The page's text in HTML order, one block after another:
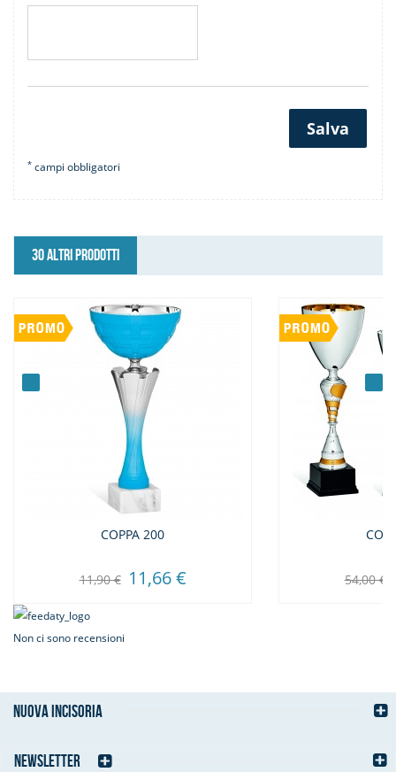
Salva
* campi obbligatori
30 ALTRI PRODOTTI
COPPA 200
11,90 € 11,66 € 54,00 €
Non ci sono recensioni
NUOVA INCISORIA
NEWSLETTER